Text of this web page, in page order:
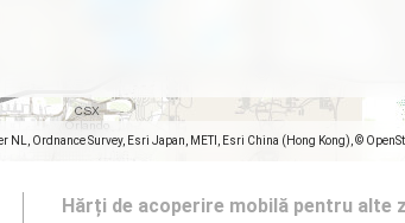
NL, Ordnance Survey, Esri Japan, METI, Esri China (Hong Kong), ©
Hărți de acoperire mobilă pentru alte